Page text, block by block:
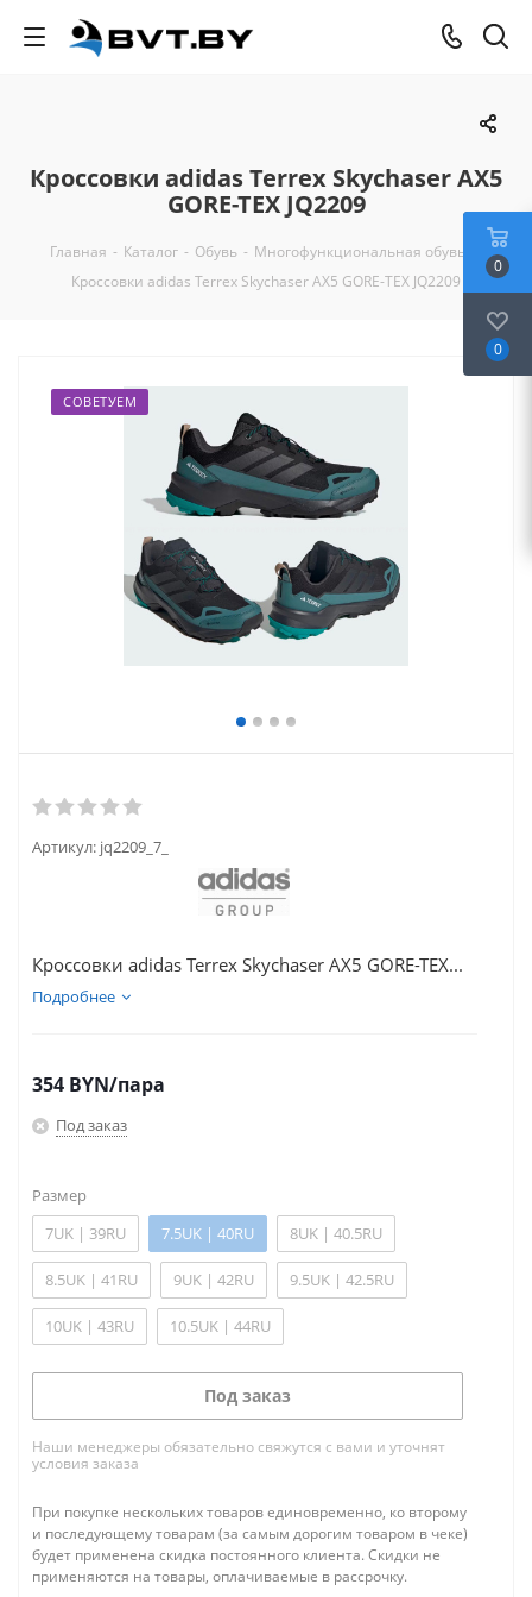
Кроссовки adidas Terrex Skychaser AX5
GORE-TEX JQ2209
Главная - Каталог - Обувь - Многофункциональная обувь
Кроссовки adidas Terrex Skychaser AX5 GORE-TEX JQ2209
СОВЕТУЕМ
Артикул: jq2209_7_
Кроссовки adidas Terrex Skychaser AX5 GORE-TEX...
Подробнее
354 BYN/пара
Под заказ
Размер
7UK | 39RU
7.5UK | 40RU 8UK | 40.5RU
8.5UK | 41RU 9UK | 42RU 9.5UK | 42.5RU
10UK | 43RU 10.5UK | 44RU
Под заказ
Наши менеджеры обязательно свяжутся с вами и уточнят
условия заказа
При покупке нескольких товаров единовременно, ко второму
и последующему товарам (за самым дорогим товаром в чеке)
будет применена скидка постоянного клиента. Скидки не
применяются на товары, оплачиваемые в рассрочку.
0
0